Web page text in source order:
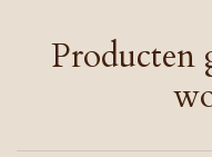
Producten